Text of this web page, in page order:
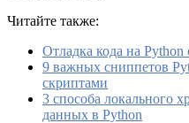
Читайте также:
Отладка кода на
9 важных сниппетов
скриптами
3 способа локального
данных в Python